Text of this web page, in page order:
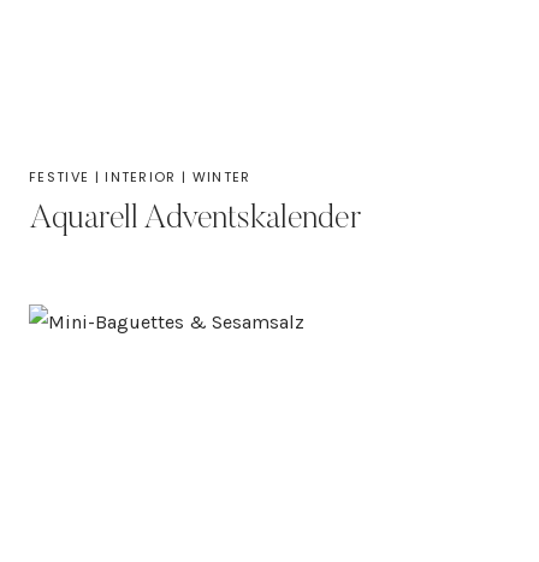
FESTIVE | INTERIOR | WINTER
Aquarell Adventskalender